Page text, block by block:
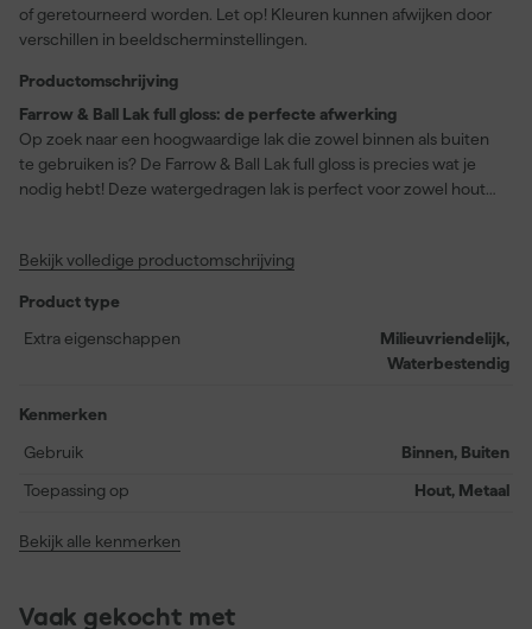
of geretourneerd worden. Let op! Kleuren kunnen afwijken door
verschillen in beeldscherminstellingen.
Productomschrijving
Farrow & Ball Lak full gloss: de perfecte afwerking
Op zoek naar een hoogwaardige lak die zowel binnen als buiten
te gebruiken is? De Farrow & Ball Lak full gloss is precies wat je
nodig hebt! Deze watergedragen lak is perfect voor zowel hout
grijze tint die er verfijnd en kalkachtig uitziet, ideaal om subtiel te
deze lak waterbestendig, afwasbaar en afneembaar, waardoor ‘ie
bestand is tegen bladderen en schilferen. Met een rendement
van 12 vierkante meter per liter en een droogtijd van slechts 2 uur,
milieuvriendelijke lak overschilderbaar na 4 uur en blijft hij 5 tot 6
Gebruik een kwast of viltroller voor het beste resultaat!
Bekijk volledige productomschrijving
Product type
Extra eigenschappen
Milieuvriendelijk,
Waterbestendig
Kenmerken
Gebruik
Binnen, Buiten
Toepassing op Hout, Metaal
Bekijk alle kenmerken
Vaak gekocht met